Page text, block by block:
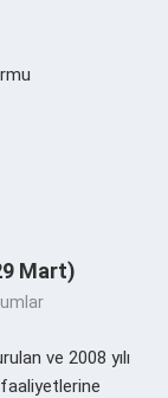
Mart)
ve 2008 yılı
faaliyetlerine